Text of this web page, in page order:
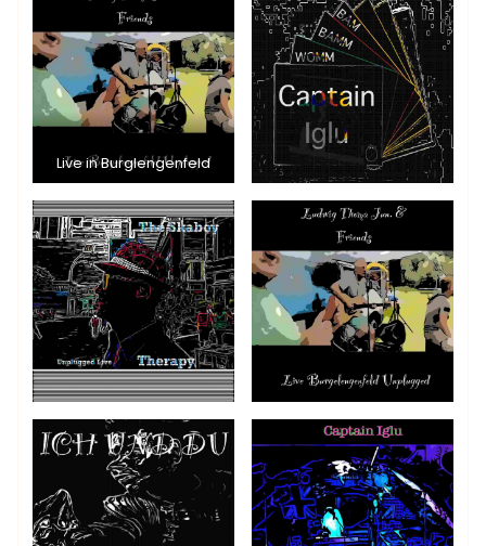
Live in Burglengenfeld